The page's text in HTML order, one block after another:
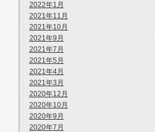
2022年1月
2021年11月
2021年10月
2021年9月
2021年7月
2021年5月
2021年4月
2021年3月
2020年12月
2020年10月
2020年9月
2020年7月